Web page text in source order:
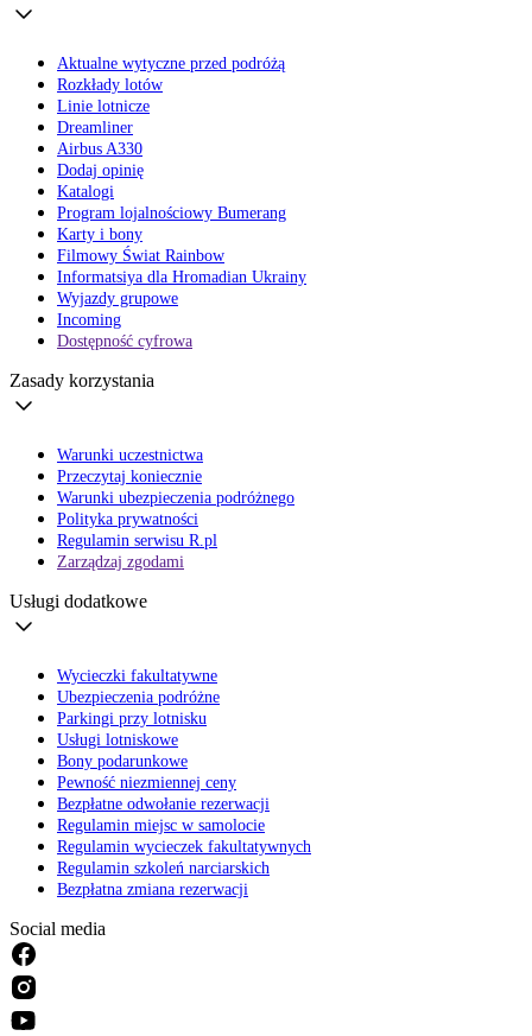
Aktualne wytyczne przed podróżą
Rozkłady lotów
Linie lotnicze
Dreamliner
Airbus A330
Dodaj opinię
Katalogi
Program lojalnościowy Bumerang
Karty i bony
Filmowy Świat Rainbow
Informatsiya dla Hromadian Ukrainy
Wyjazdy grupowe
Incoming
Dostępność cyfrowa
Zasady korzystania
Warunki uczestnictwa
Przeczytaj koniecznie
Warunki ubezpieczenia podróżnego
Polityka prywatności
Regulamin serwisu R.pl
Zarządzaj zgodami
Usługi dodatkowe
Wycieczki fakultatywne
Ubezpieczenia podróżne
Parkingi przy lotnisku
Usługi lotniskowe
Bony podarunkowe
Pewność niezmiennej ceny
Bezpłatne odwołanie rezerwacji
Regulamin miejsc w samolocie
Regulamin wycieczek fakultatywnych
Regulamin szkoleń narciarskich
Bezpłatna zmiana rezerwacji
Social media